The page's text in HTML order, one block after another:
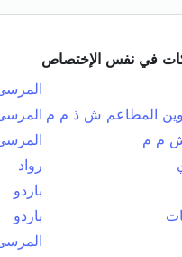
في نفس الإختصاص
المطاعم ش ذ م م
ش م م
رواد
باردو
باردو